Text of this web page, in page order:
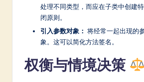
处理不同类型，而应在子类中创建
闭原则。
引入参数对象： 将经常一起出现的
象。这可以简化方法签名。
权衡与情境决策